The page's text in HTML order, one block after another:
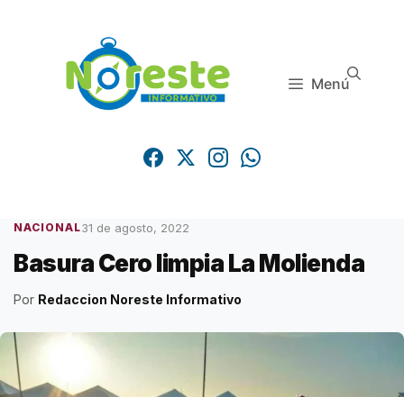
Menú
NACIONAL31 de agosto, 2022
Basura Cero limpia La Molienda
Por Redaccion Noreste Informativo